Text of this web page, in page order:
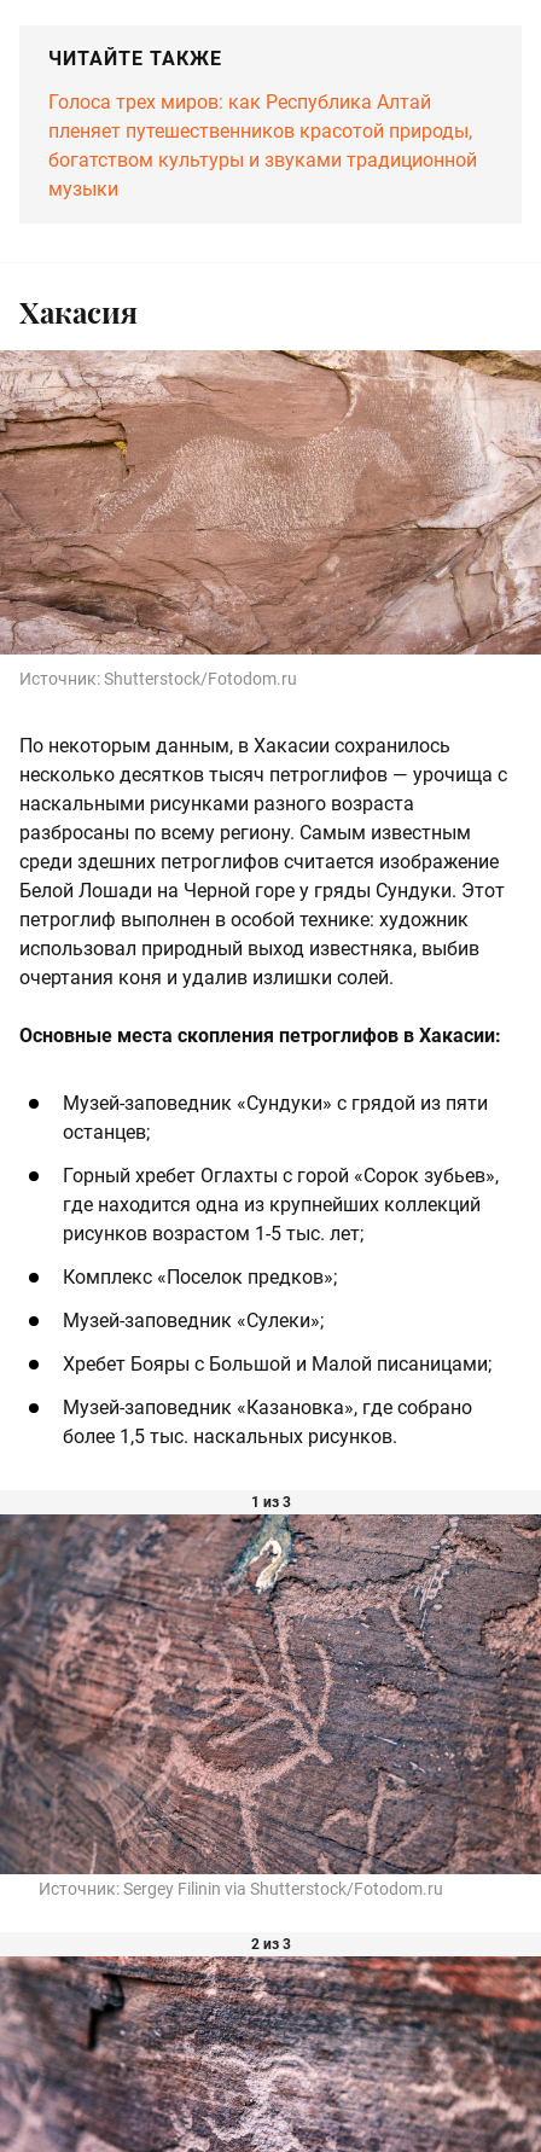
ЧИТАЙТЕ ТАКЖЕ
Голоса трех миров: как Республика Алтай
пленяет путешественников красотой природы,
богатством культуры и звуками традиционной
музыки
Хакасия
Источник:Shutterstock/Fotodom.ru
По некоторым данным, в Хакасии сохранилось
несколько десятков тысяч петроглифов — урочища с
наскальными рисунками разного возраста
разбросаны по всему региону. Самым известным
среди здешних петроглифов считается изображение
Белой Лошади на Черной горе у гряды Сундуки. Этот
петроглиф выполнен в особой технике: художник
использовал природный выход известняка, выбив
очертания коня и удалив излишки солей.
Основные места скопления петроглифов в Хакасии:
Музей-заповедник «Сундуки» с грядой из пяти
останцев;
Горный хребет Оглахты с горой «Сорок зубьев»,
где находится одна из крупнейших коллекций
рисунков возрастом 1-5 тыс. лет;
Комплекс «Поселок предков»;
Музей-заповедник «Сулеки»;
Хребет Бояры с Большой и Малой писаницами;
Музей-заповедник «Казановка», где собрано
более 1,5 тыс. наскальных рисунков.
1 из 3
Источник:Sergey Filinin via Shutterstock/Fotodom.ru
2 из 3